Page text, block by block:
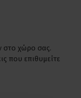
στο χώρο σας.
που επιθυμείτε